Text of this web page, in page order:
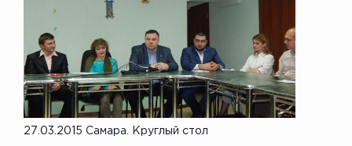
27.03.2015 Самара. Круглый стол